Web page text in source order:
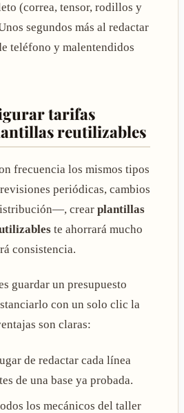
(correa, tensor, rodillos y
segundos más al redactar
teléfono y malentendidos
tarifas
reutilizables
frecuencia los mismos tipos
periódicas, cambios
crear plantillas
te ahorrará mucho
consistencia.
guardar un presupuesto
con un solo clic la
son claras:
de redactar cada línea
de una base ya probada.
los mecánicos del taller